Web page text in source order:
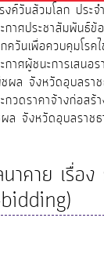
งค์วันส้วมโลก ปร
ะกาศประชาสัมพั
ควันเพื่อควบคุมโ
กาศผู้ชนะการเส
ผล จังหวัดอุบลรา
กวดราคาจ้างก่อ
ล จังหวัดอุบลราชธ
คาย เรื่อ